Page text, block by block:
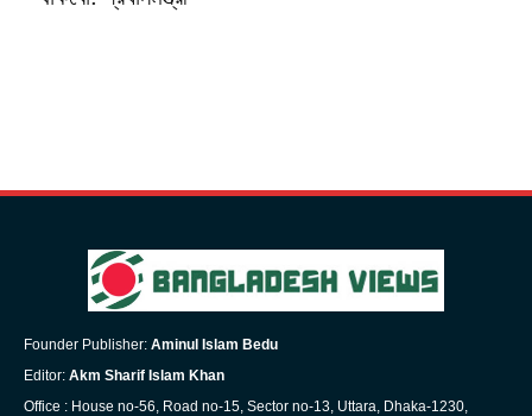
Founder Publisher: Aminul Islam Bedu
Editor: Akm Sharif Islam Khan
Office : House no-56, Road no-15, Sector no-13, Uttara, Dhaka-1230,